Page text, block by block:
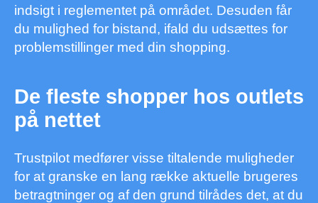
indsigt i reglementet på området. Desuden får
du mulighed for bistand, ifald du udsættes for
problemstillinger med din shopping.
De fleste shopper hos outlets
på nettet
Trustpilot medfører visse tiltalende muligheder
for at granske en lang række aktuelle brugeres
betragtninger og af den grund tilrådes det, at du